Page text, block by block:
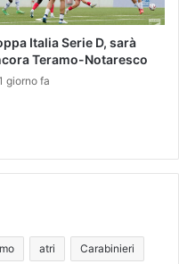
Italia Serie D, sarà
Teramo-Notaresco
giorno fa
atri Carabinieri